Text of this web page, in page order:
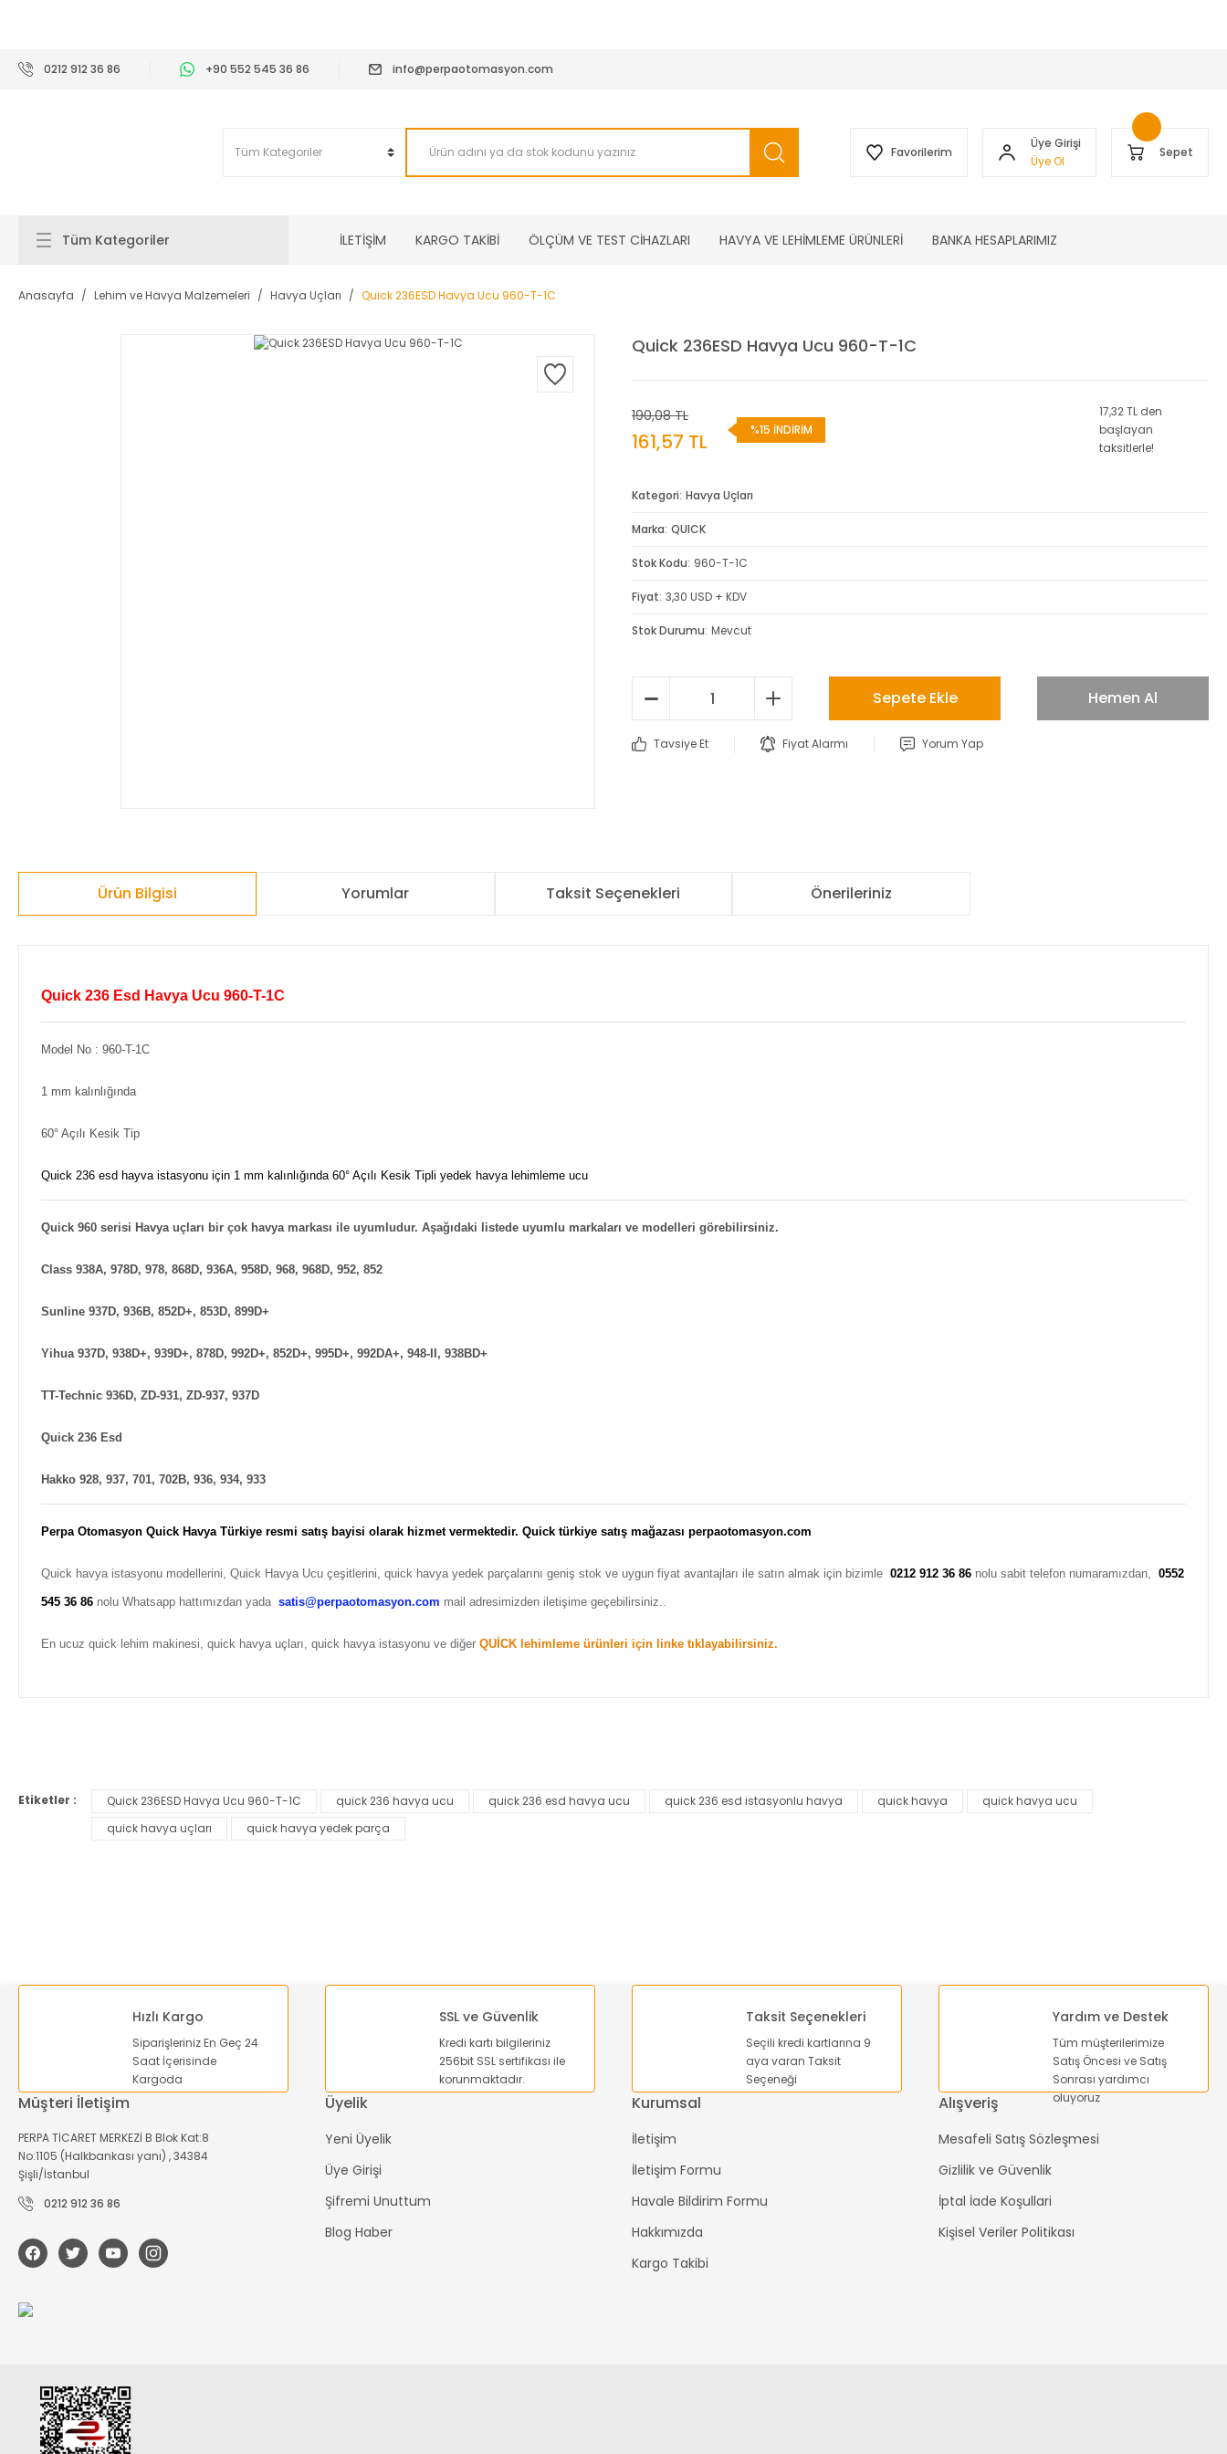
0212 912 36 86 +90 552 545 36 86 info@perpaotomasyon.com
Favorilerim
Üye Girişi
Üye Ol
Sepet
Tüm Kategoriler İLETİŞİM KARGO TAKİBİ ÖLÇÜM VE TEST CİHAZLARI HAVYA VE LEHİMLEME ÜRÜNLERİ BANKA HESAPLARIMIZ
Anasayfa Lehim ve Havya Malzemeleri Havya Uçları Quick 236ESD Havya Ucu 960-T-1C
Quick 236ESD Havya Ucu 960-T-1C
190,08 TL
161,57 TL %15 İNDİRİM
17,32 TL den
başlayan
taksitlerle!
Kategori Havya Uçları
Marka QUICK
Stok Kodu 960-T-1C
Fiyat 3,30 USD + KDV
Stok Durumu Mevcut
Sepete Ekle Hemen Al
Tavsiye Et Fiyat Alarmı Yorum Yap
Ürün Bilgisi Yorumlar Taksit Seçenekleri Önerileriniz
Quick 236 Esd Havya Ucu 960-T-1C
Model No : 960-T-1C
1 mm kalınlığında
60° Açılı Kesik Tip
Quick 236 esd hayva istasyonu için 1 mm kalınlığında 60° Açılı Kesik Tipli yedek havya lehimleme ucu
Quick 960 serisi Havya uçları bir çok havya markası ile uyumludur. Aşağıdaki listede uyumlu markaları ve modelleri görebilirsiniz.
Class 938A, 978D, 978, 868D, 936A, 958D, 968, 968D, 952, 852
Sunline 937D, 936B, 852D+, 853D, 899D+
Yihua 937D, 938D+, 939D+, 878D, 992D+, 852D+, 995D+, 992DA+, 948-II, 938BD+
TT-Technic 936D, ZD-931, ZD-937, 937D
Quick 236 Esd
Hakko 928, 937, 701, 702B, 936, 934, 933
Perpa Otomasyon Quick Havya Türkiye resmi satış bayisi olarak hizmet vermektedir. Quick türkiye satış mağazası perpaotomasyon.com
Quick havya istasyonu modellerini, Quick Havya Ucu çeşitlerini, quick havya yedek parçalarını geniş stok ve uygun fiyat avantajları ile satın almak için bizimle 0212 912 36 86 nolu sabit telefon numaramızdan, 0552
545 36 86 nolu Whatsapp hattımızdan yada satis@perpaotomasyon.com mail adresimizden iletişime geçebilirsiniz..
En ucuz quick lehim makinesi, quick havya uçları, quick havya istasyonu ve diğer QUİCK lehimleme ürünleri için linke tıklayabilirsiniz.
Ürün resmi kalitesiz, bozuk veya görüntülenemiyor.
Ürün açıklamasında eksik bilgiler bulunuyor.
Etiketler : Quick 236ESD Havya Ucu 960-T-1C quick 236 havya ucu quick 236 esd havya ucu quick 236 esd istasyonlu havya quick havya
quick havya ucu
quick havya uçları
quick havya yedek parça
Hızlı Kargo
Siparişleriniz En Geç 24
Saat İçerisinde
Kargoda
SSL ve Güvenlik
Kredi kartı bilgileriniz
256bit SSL sertifikası ile
korunmaktadır.
Taksit Seçenekleri
Seçili kredi kartlarına 9
aya varan Taksit
Seçeneği
Yardım ve Destek
Tüm müşterilerimize
Satış Öncesi ve Satış
Sonrası yardımcı
oluyoruz
Müşteri İletişim
PERPA TİCARET MERKEZİ B Blok Kat:8
No:1105 (Halkbankası yanı) , 34384
Şişli/İstanbul
0212 912 36 86
Üyelik
Yeni Üyelik
Üye Girişi
Şifremi Unuttum
Blog Haber
Kurumsal
İletişim
İletişim Formu
Havale Bildirim Formu
Hakkımızda
Kargo Takibi
Alışveriş
Mesafeli Satış Sözleşmesi
Gizlilik ve Güvenlik
İptal İade Koşullari
Kişisel Veriler Politikası